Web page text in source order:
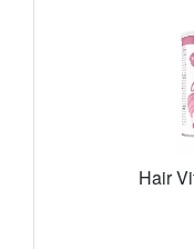
Hair